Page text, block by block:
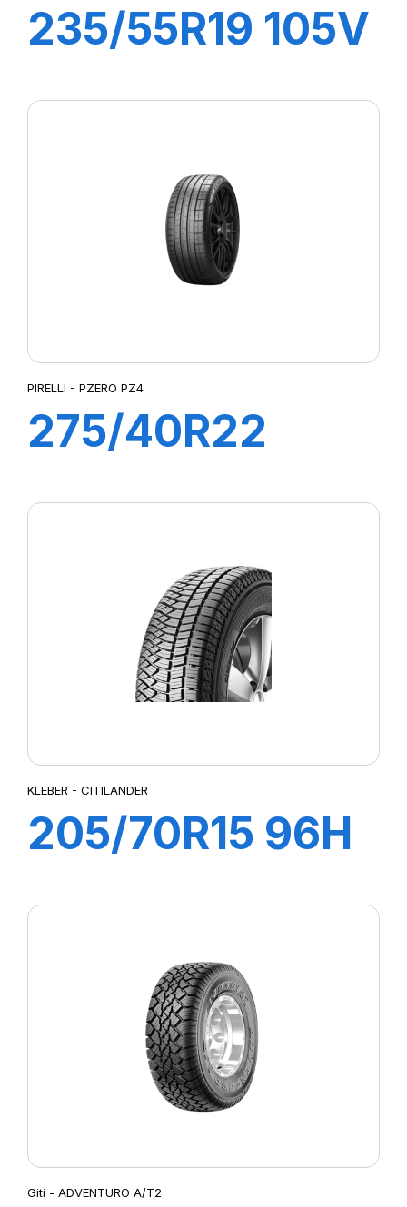
235/55R19 105V
PIRELLI - PZERO PZ4
275/40R22
KLEBER - CITILANDER
205/70R15 96H
Giti - ADVENTURO A/T2